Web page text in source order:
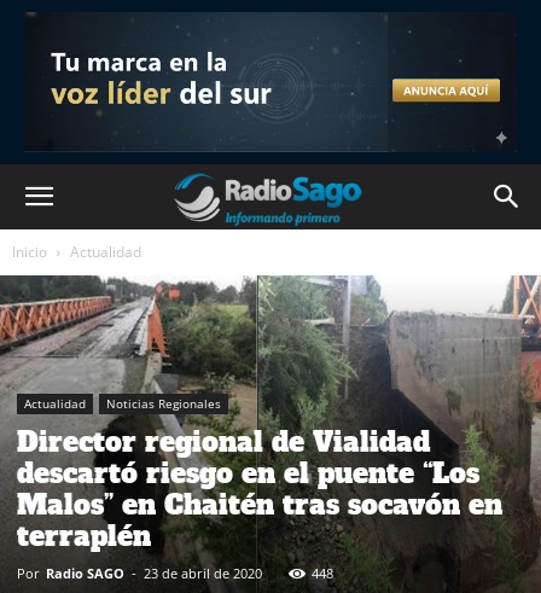
Inicio Actualidad
Actualidad Noticias Regionales
Director regional de Vialidad
descartó riesgo en el puente “Los
Malos” en Chaitén tras socavón en
terraplén
Por Radio SAGO - 23 de abril de 2020 448